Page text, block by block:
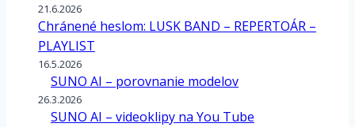
21.6.2026
Chránené heslom: LUSK BAND – REPERTOÁR –
PLAYLIST
16.5.2026
SUNO AI – porovnanie modelov
26.3.2026
SUNO AI – videoklipy na You Tube